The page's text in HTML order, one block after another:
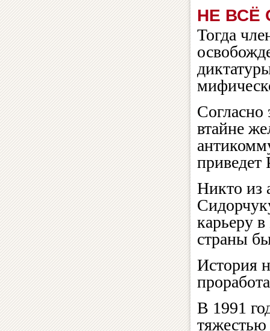
НЕ ВСЁ
Тогда
Согласно
втайне
приведет
Никто из
карьеру
страны
История
В 1991
тяжестью